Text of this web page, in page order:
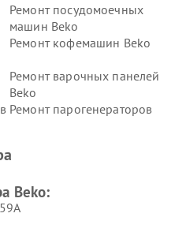
Ремонт посудомоечных
машин Beko
Ремонт кофемашин Beko
Ремонт варочных панелей
Beko
Ремонт парогенераторов
Ремонт морозильных камер
Beko: